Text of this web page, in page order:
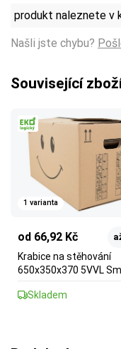
produkt naleznete v
Našli jste chybu?
Související
1 varianta
od 66,92 Kč
Krabice na stěhování
650x350x370 5VVL
Skladem